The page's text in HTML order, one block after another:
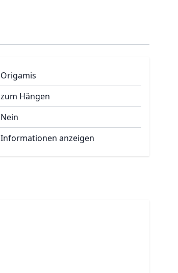
Origamis
zum Hängen
Nein
Informationen anzeigen